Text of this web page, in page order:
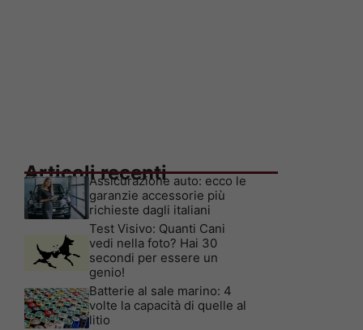
Articoli recenti
Assicurazione auto: ecco le
garanzie accessorie più
richieste dagli italiani
Test Visivo: Quanti Cani
vedi nella foto? Hai 30
secondi per essere un
genio!
Batterie al sale marino: 4
volte la capacità di quelle al
litio